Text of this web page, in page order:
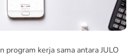
program kerja sama antara JULO